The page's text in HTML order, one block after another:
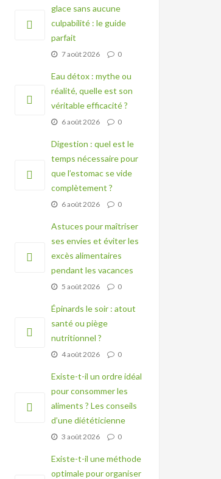
glace sans aucune
culpabilité : le guide
parfait
7 août 2026 0
Eau détox : mythe ou
réalité, quelle est son
véritable efficacité ?
6 août 2026 0
Digestion : quel est le
temps nécessaire pour
que l’estomac se vide
complètement ?
6 août 2026 0
Astuces pour maîtriser
ses envies et éviter les
excès alimentaires
pendant les vacances
5 août 2026 0
Épinards le soir : atout
santé ou piège
nutritionnel ?
4 août 2026 0
Existe-t-il un ordre idéal
pour consommer les
aliments ? Les conseils
d’une diététicienne
3 août 2026 0
Existe-t-il une méthode
optimale pour organiser